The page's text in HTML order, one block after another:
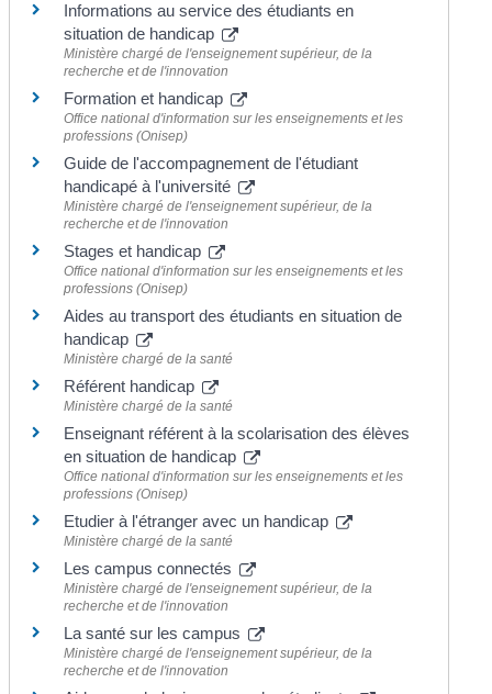
Informations au service des étudiants en
situation de handicap
Ministère chargé de l'enseignement supérieur, de la
recherche et de l'innovation
Formation et handicap
Office national d'information sur les enseignements et les
professions (Onisep)
Guide de l'accompagnement de l'étudiant
handicapé à l'université
Ministère chargé de l'enseignement supérieur, de la
recherche et de l'innovation
Stages et handicap
Office national d'information sur les enseignements et les
professions (Onisep)
Aides au transport des étudiants en situation de
handicap
Ministère chargé de la santé
Référent handicap
Ministère chargé de la santé
Enseignant référent à la scolarisation des élèves
en situation de handicap
Office national d'information sur les enseignements et les
professions (Onisep)
Etudier à l'étranger avec un handicap
Ministère chargé de la santé
Les campus connectés
Ministère chargé de l'enseignement supérieur, de la
recherche et de l'innovation
La santé sur les campus
Ministère chargé de l'enseignement supérieur, de la
recherche et de l'innovation